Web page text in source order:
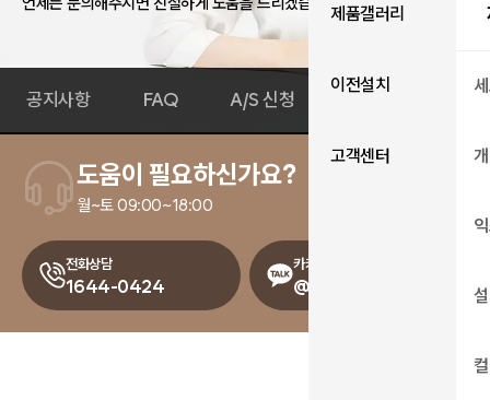
제품갤러리
이전설치
고객센터
공지사항 FAQ A/S 신청 1:1 상담 신청
도움이 필요하신가요?
월~토 09:00~18:00
전화상담
1644-0424
카카오톡 상담
@drcody